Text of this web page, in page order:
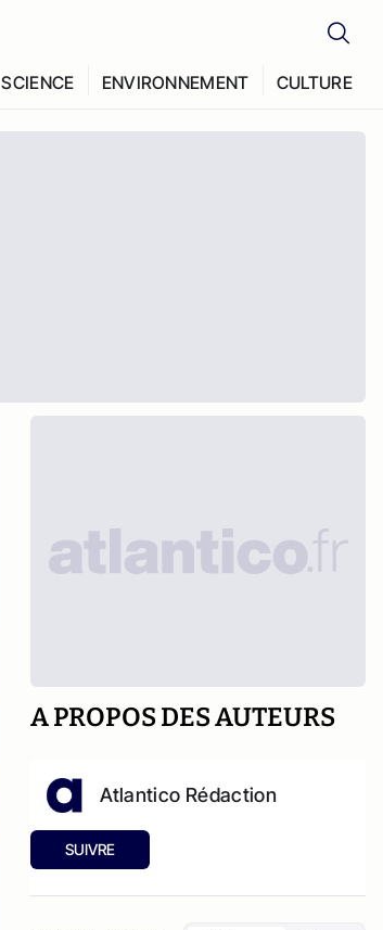
SCIENCE ENVIRONNEMENT CULTURE
A PROPOS DES AUTEURS
Atlantico Rédaction
SUIVRE